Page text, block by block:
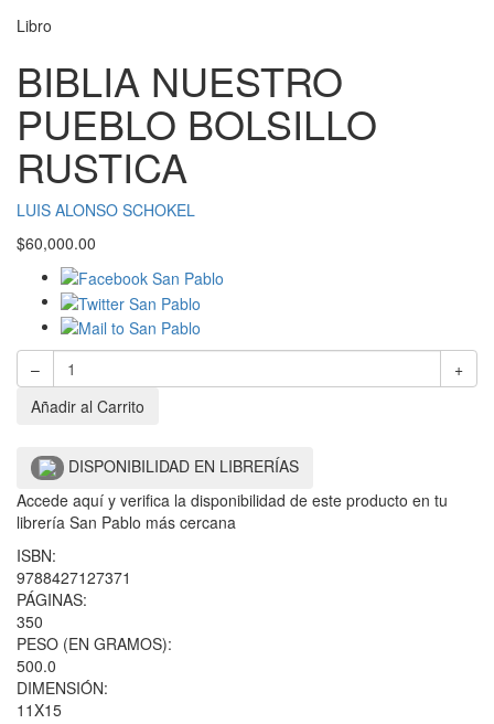
Libro
BIBLIA NUESTRO
PUEBLO BOLSILLO
RUSTICA
LUIS ALONSO SCHOKEL
$60,000.00
–
+
Añadir al Carrito
DISPONIBILIDAD EN LIBRERÍAS
Accede aquí y verifica la disponibilidad de este producto en tu
librería San Pablo más cercana
ISBN:
9788427127371
PÁGINAS:
350
PESO (EN GRAMOS):
500.0
DIMENSIÓN:
11X15